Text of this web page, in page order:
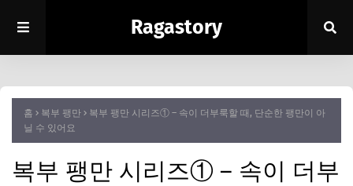
Ragastory
홈 복부 팽만
복부 팽만 시리즈① – 속이 더부룩할 때, 단순한 팽만이 아
닐 수 있어요
복부 팽만 시리즈① – 속이 더부